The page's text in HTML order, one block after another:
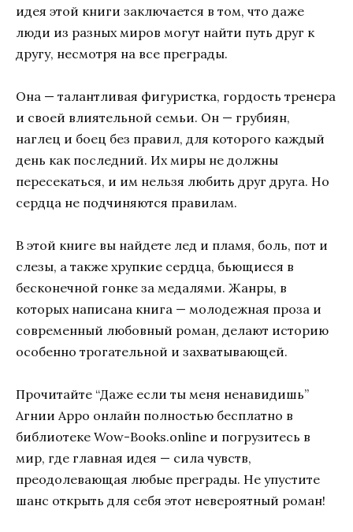
идея этой книги заключается в том, что даже
люди из разных миров могут найти путь друг к
другу, несмотря на все преграды.
Она — талантливая фигуристка, гордость тренера
и своей влиятельной семьи. Он — грубиян,
наглец и боец без правил, для которого каждый
день как последний. Их миры не должны
пересекаться, и им нельзя любить друг друга. Но
сердца не подчиняются правилам.
В этой книге вы найдете лед и пламя, боль, пот и
слезы, а также хрупкие сердца, бьющиеся в
бесконечной гонке за медалями. Жанры, в
которых написана книга — молодежная проза и
современный любовный роман, делают историю
особенно трогательной и захватывающей.
Прочитайте “Даже если ты меня ненавидишь”
Агнии Арро онлайн полностью бесплатно в
библиотеке Wow-Books.online и погрузитесь в
мир, где главная идея — сила чувств,
преодолевающая любые преграды. Не упустите
шанс открыть для себя этот невероятный роман!